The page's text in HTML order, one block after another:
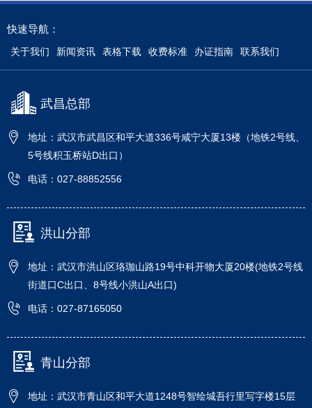
快速导航：
关于我们 新闻资讯 表格下载 收费标准 办证指南 联系我们
武昌总部
地址：武汉市武昌区和平大道336号咸宁大厦13楼（地铁2号线、
5号线积玉桥站D出口）
电话：027-88852556
洪山分部
地址：武汉市洪山区珞珈山路19号中科开物大厦20楼(地铁2号线
街道口C出口、8号线小洪山A出口)
电话：027-87165050
青山分部
地址：武汉市青山区和平大道1248号智绘城吾行里写字楼15层